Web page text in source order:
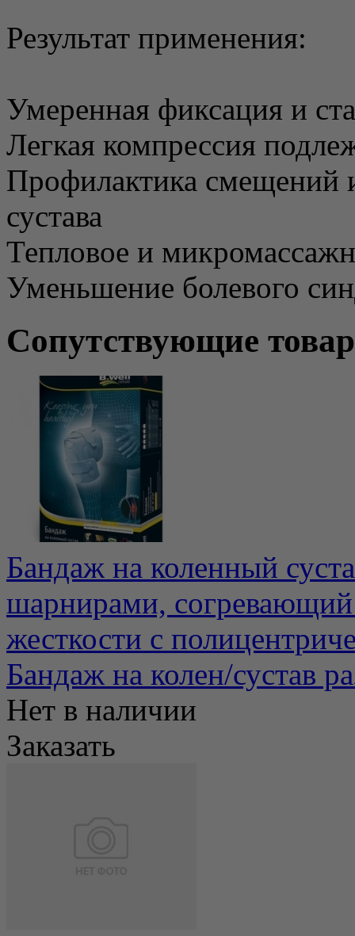
Результат применения:
Умеренная фиксация и
Легкая компрессия
Профилактика смещений
сустава
Тепловое и
Уменьшение болевого
Сопутствующие
Бандаж на коленный
шарнирами,
жесткости с
Бандаж на колен/сустав
Нет в наличии
Заказать